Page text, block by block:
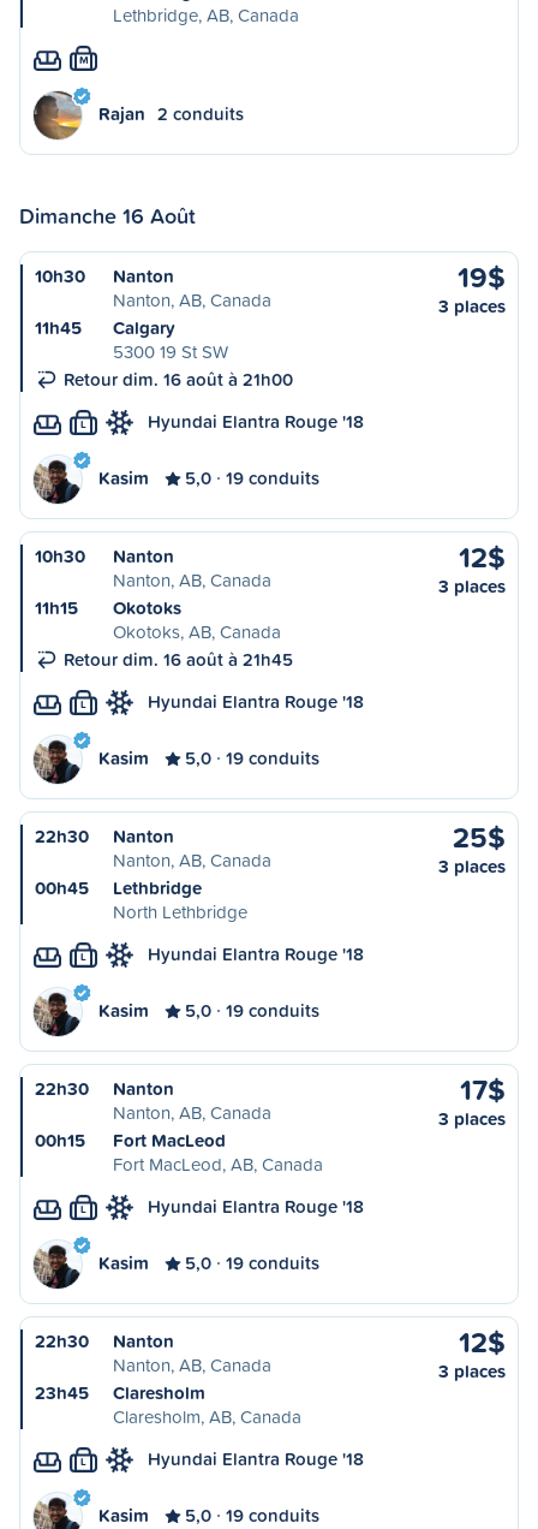
Lethbridge, AB, Canada
M
Rajan 2 conduits
Dimanche 16 Août
10h30
Nanton
Nanton, AB, Canada
11h45
Calgary
5300 19 St SW
Retour dim. 16 août à 21h00
19$
3 places
L Hyundai Elantra Rouge '18
Kasim 5,0 19 conduits
10h30
Nanton
Nanton, AB, Canada
11h15
Okotoks
Okotoks, AB, Canada
Retour dim. 16 août à 21h45
12$
3 places
L Hyundai Elantra Rouge '18
Kasim 5,0 19 conduits
22h30
Nanton
Nanton, AB, Canada
00h45
Lethbridge
North Lethbridge
25$
3 places
L Hyundai Elantra Rouge '18
Kasim 5,0 19 conduits
22h30
Nanton
Nanton, AB, Canada
00h15
Fort MacLeod
Fort MacLeod, AB, Canada
17$
3 places
L Hyundai Elantra Rouge '18
Kasim 5,0 19 conduits
22h30
Nanton
Nanton, AB, Canada
23h45
Claresholm
Claresholm, AB, Canada
12$
3 places
L Hyundai Elantra Rouge '18
Kasim 5,0 19 conduits